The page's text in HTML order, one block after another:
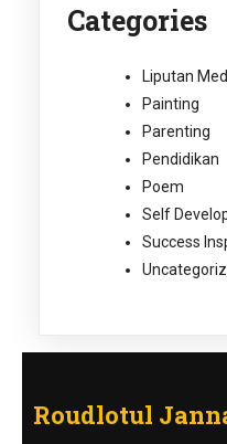
Categories
Liputan
Painting
Parenting
Pendidikan
Poem
Self
Success
Roudlotul